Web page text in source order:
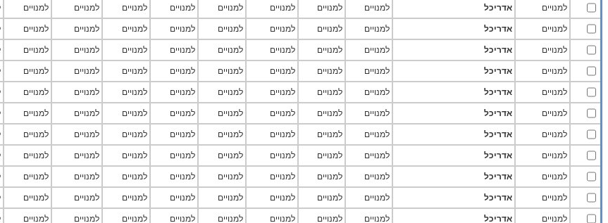
למנויים אדריכל למנויים למנויים למנויים למנויים למנויים למנויים למנויים למנויים
למנויים אדריכל למנויים למנויים למנויים למנויים למנויים למנויים למנויים למנויים
למנויים אדריכל למנויים למנויים למנויים למנויים למנויים למנויים למנויים למנויים
למנויים אדריכל למנויים למנויים למנויים למנויים למנויים למנויים למנויים למנויים
למנויים אדריכל למנויים למנויים למנויים למנויים למנויים למנויים למנויים למנויים
למנויים אדריכל למנויים למנויים למנויים למנויים למנויים למנויים למנויים למנויים
למנויים אדריכל למנויים למנויים למנויים למנויים למנויים למנויים למנויים למנויים
למנויים אדריכל למנויים למנויים למנויים למנויים למנויים למנויים למנויים למנויים
למנויים אדריכל למנויים למנויים למנויים למנויים למנויים למנויים למנויים למנויים
למנויים אדריכל למנויים למנויים למנויים למנויים למנויים למנויים למנויים למנויים
למנויים אדריכל למנויים למנויים למנויים למנויים למנויים למנויים למנויים למנויים